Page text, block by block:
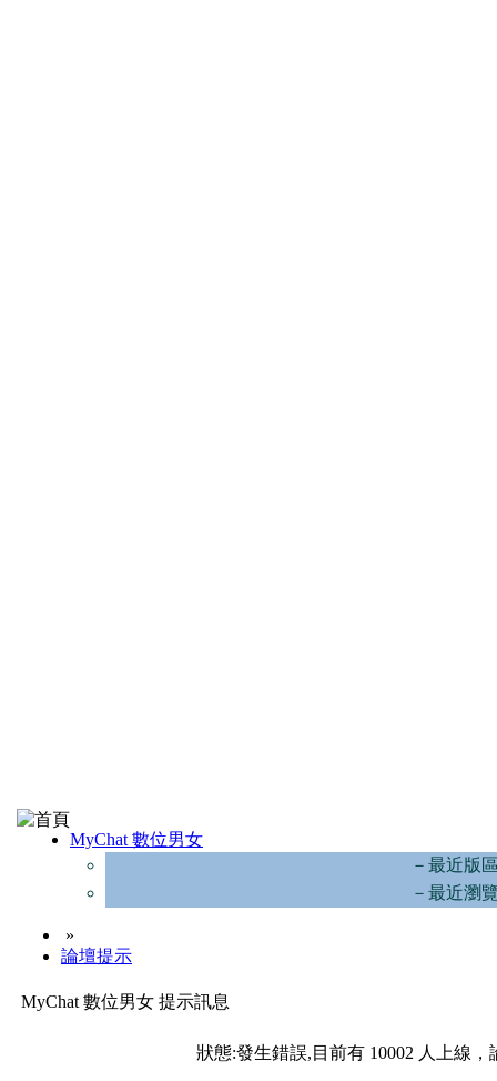
MyChat 數位男女
－最近版
－最近瀏
»
論壇提示
MyChat 數位男女 提示訊息
狀態:發生錯誤,目前有 10002 人上線